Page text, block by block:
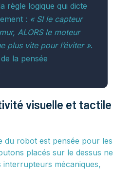
règle logique qui dicte
: « SI le capteur
ALORS le moteur
plus vite pour l’éviter ».
la pensée
visuelle et tactile
du robot est pensée pour les
placés sur le dessus ne
interrupteurs mécaniques,